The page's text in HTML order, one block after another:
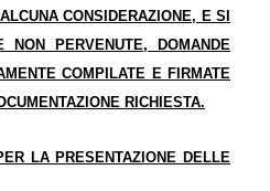
CONSIDERAZIONE, E SI
NON PERVENUTE, DOMANDE
COMPILATE E FIRMATE
RICHIESTA.
LA PRESENTAZIONE DELLE